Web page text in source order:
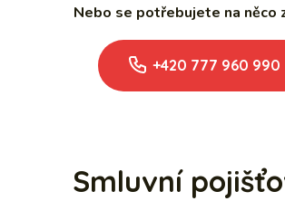
Nebo se potřebujete na něco
+420 777 960 990
Smluvní